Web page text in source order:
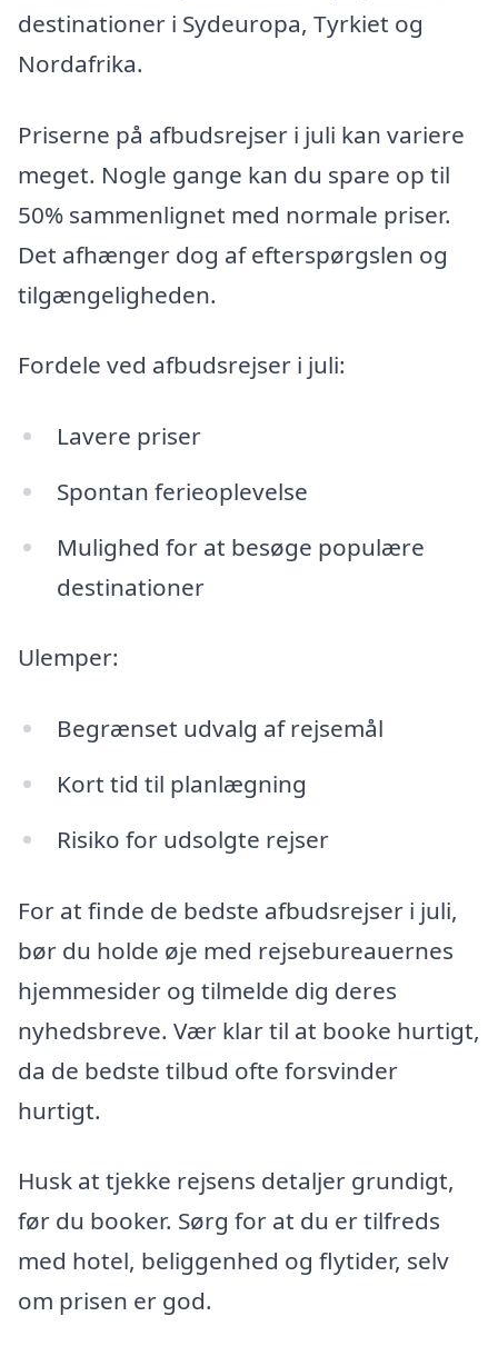
destinationer i Sydeuropa, Tyrkiet og
Nordafrika.
Priserne på afbudsrejser i juli kan variere
meget. Nogle gange kan du spare op til
50% sammenlignet med normale priser.
Det afhænger dog af efterspørgslen og
tilgængeligheden.
Fordele ved afbudsrejser i juli:
Lavere priser
Spontan ferieoplevelse
Mulighed for at besøge populære
destinationer
Ulemper:
Begrænset udvalg af rejsemål
Kort tid til planlægning
Risiko for udsolgte rejser
For at finde de bedste afbudsrejser i juli,
bør du holde øje med rejsebureauernes
hjemmesider og tilmelde dig deres
nyhedsbreve. Vær klar til at booke hurtigt,
da de bedste tilbud ofte forsvinder
hurtigt.
Husk at tjekke rejsens detaljer grundigt,
før du booker. Sørg for at du er tilfreds
med hotel, beliggenhed og flytider, selv
om prisen er god.